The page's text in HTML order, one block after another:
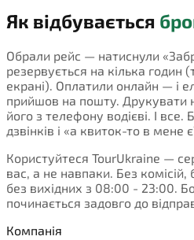
Як відбувається
Обрали рейс — натиснули
резервується на кілька годин
екрані). Оплатили онлайн — і
прийшов на пошту. Друкувати
його з телефону водієві. І все.
дзвінків і «а квиток-то в мене
Користуйтеся TourUkraine —
вас, а не навпаки. Без комісій,
без вихідних з 08:00 - 23:00.
починається задовго до
Компанія